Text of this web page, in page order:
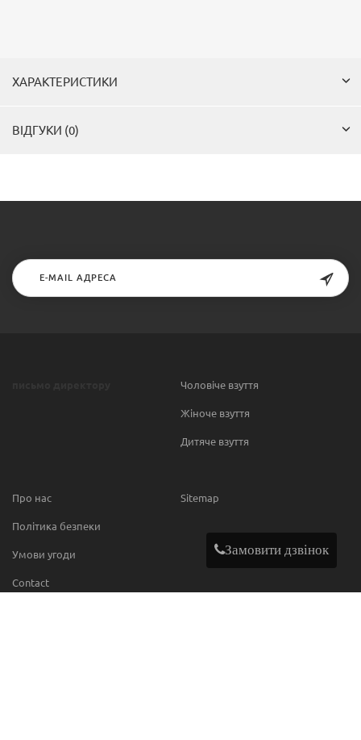
ХАРАКТЕРИСТИКИ
ВІДГУКИ (0)
Чоловіче взуття
Жіноче взуття
Дитяче взуття
Про нас
Політика безпеки
Умови угоди
Contact
Sitemap
Замовити дзвінок